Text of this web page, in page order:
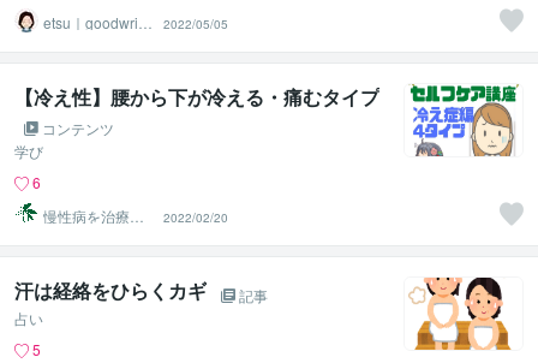
etsu｜goodwritin
2022/05/05
【冷え性】腰から下が冷える・痛むタイプ
コンテンツ
学び
6
慢性病を治療す
るRyu
2022/02/20
汗は経絡をひらくカギ
記事
占い
5